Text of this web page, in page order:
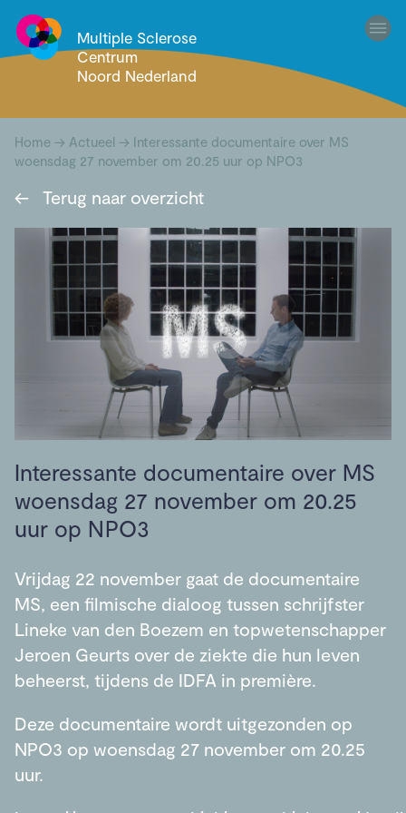
Multiple Sclerose
Centrum
Noord Nederland
Home → Actueel → Interessante documentaire over MS
woensdag 27 november om 20.25 uur op NPO3
← Terug naar overzicht
Interessante documentaire over MS
woensdag 27 november om 20.25
uur op NPO3
Vrijdag 22 november gaat de documentaire
MS, een filmische dialoog tussen schrijfster
Lineke van den Boezem en topwetenschapper
Jeroen Geurts over de ziekte die hun leven
beheerst, tijdens de IDFA in première.
Deze documentaire wordt uitgezonden op
NPO3 op woensdag 27 november om 20.25
uur.